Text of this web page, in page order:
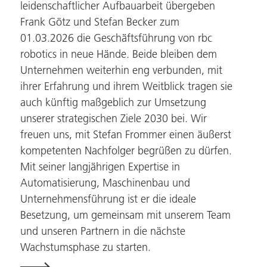
leidenschaftlicher Aufbauarbeit übergeben
Frank Götz und Stefan Becker zum
01.03.2026 die Geschäftsführung von rbc
robotics in neue Hände. Beide bleiben dem
Unternehmen weiterhin eng verbunden, mit
ihrer Erfahrung und ihrem Weitblick tragen sie
auch künftig maßgeblich zur Umsetzung
unserer strategischen Ziele 2030 bei. Wir
freuen uns, mit Stefan Frommer einen äußerst
kompetenten Nachfolger begrüßen zu dürfen.
Mit seiner langjährigen Expertise in
Automatisierung, Maschinenbau und
Unternehmensführung ist er die ideale
Besetzung, um gemeinsam mit unserem Team
und unseren Partnern in die nächste
Wachstumsphase zu starten.